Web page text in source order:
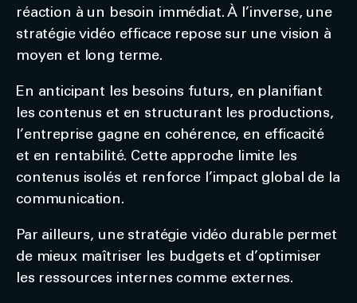
réaction à un besoin immédiat. À l’inverse, une
stratégie vidéo efficace repose sur une vision à
moyen et long terme.
En anticipant les besoins futurs, en planifiant
les contenus et en structurant les productions,
l’entreprise gagne en cohérence, en efficacité
et en rentabilité. Cette approche limite les
contenus isolés et renforce l’impact global de la
communication.
Par ailleurs, une stratégie vidéo durable permet
de mieux maîtriser les budgets et d’optimiser
les ressources internes comme externes.